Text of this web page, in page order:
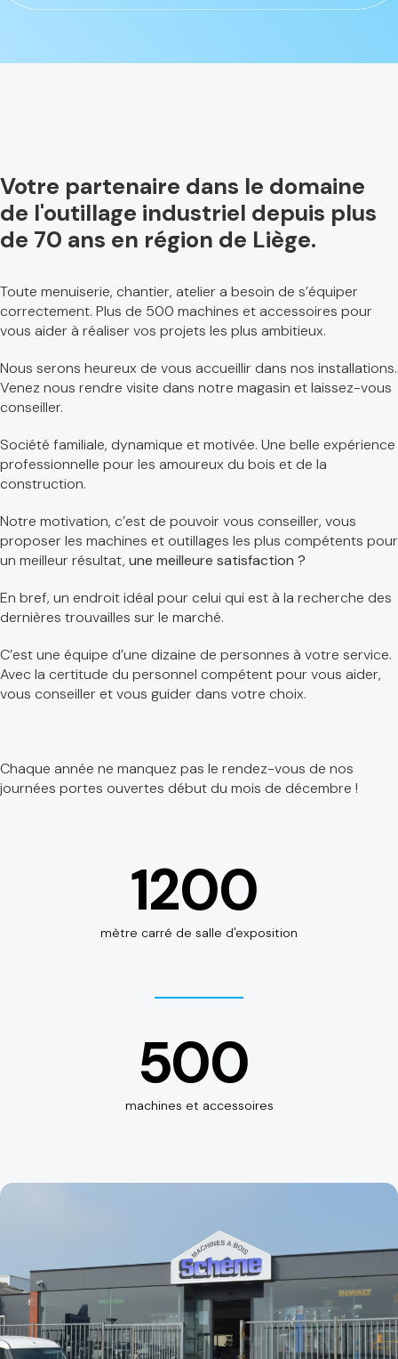
Votre partenaire dans le domaine
de l'outillage industriel depuis plus
de 70 ans en région de Liège.
Toute menuiserie, chantier, atelier a besoin de s’équiper
correctement. Plus de 500 machines et accessoires pour
vous aider à réaliser vos projets les plus ambitieux.
Nous serons heureux de vous accueillir dans nos installations.
Venez nous rendre visite dans notre magasin et laissez-vous
conseiller.
Société familiale, dynamique et motivée. Une belle expérience
professionnelle pour les amoureux du bois et de la
construction.
Notre motivation, c’est de pouvoir vous conseiller, vous
proposer les machines et outillages les plus compétents pour
un meilleur résultat, une meilleure satisfaction ?
En bref, un endroit idéal pour celui qui est à la recherche des
dernières trouvailles sur le marché.
C’est une équipe d’une dizaine de personnes à votre service.
Avec la certitude du personnel compétent pour vous aider,
vous conseiller et vous guider dans votre choix.
Chaque année ne manquez pas le rendez-vous de nos
journées portes ouvertes début du mois de décembre !
1200
mètre carré de salle d'exposition
500
machines et accessoires